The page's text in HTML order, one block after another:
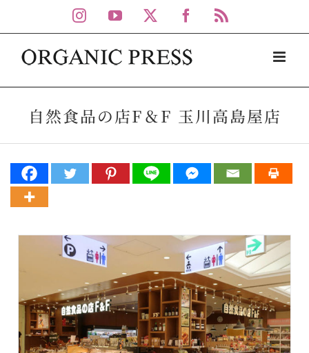
to
content
Instagram
YouTube Facebook
自然食品の店F＆F 玉川高島屋店